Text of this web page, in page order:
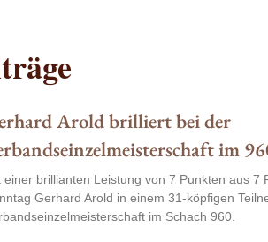
Arold brilliert bei der
im
einer brillianten Leistung von 7 Punkten aus 7
Gerhard Arold in einem 31-köpfigen
im Schach 960.